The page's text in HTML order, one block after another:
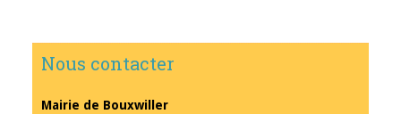
Nous contacter
Mairie de Bouxwiller